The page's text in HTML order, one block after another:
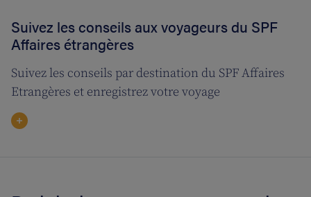
Suivez les conseils aux voyageurs du SPF
Affaires étrangères
Suivez les conseils par destination du SPF Affaires
Etrangères et enregistrez votre voyage